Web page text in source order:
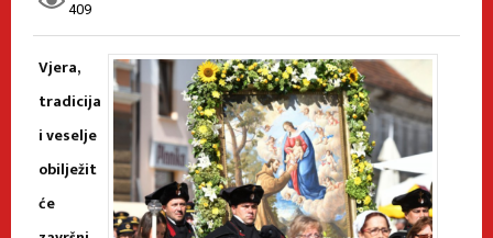
409
Vjera,
tradicija
i veselje
obilježit
će